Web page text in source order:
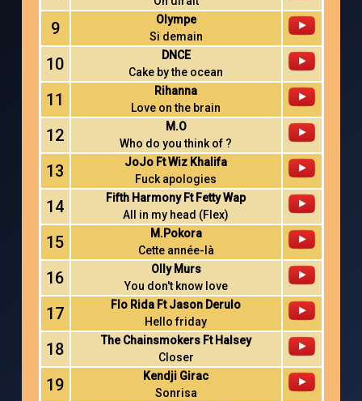
9
Olympe
Si demain
10
DNCE
Cake by the ocean
11
Rihanna
Love on the brain
12
M.O
Who do you think of ?
13
JoJo Ft Wiz Khalifa
Fuck apologies
14
Fifth Harmony Ft Fetty Wap
All in my head (Flex)
15
M.Pokora
Cette année-là
16
Olly Murs
You don't know love
17
Flo Rida Ft Jason Derulo
Hello friday
18
The Chainsmokers Ft Halsey
Closer
19
Kendji Girac
Sonrisa